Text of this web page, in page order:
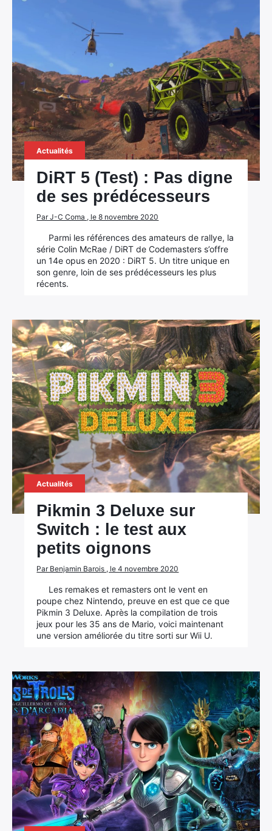
Actualités
DiRT 5 (Test) : Pas digne
de ses prédécesseurs
Par J-C Coma , le 8 novembre 2020
Parmi les références des amateurs de rallye, la
série Colin McRae / DiRT de Codemasters s’offre
un 14e opus en 2020 : DiRT 5. Un titre unique en
son genre, loin de ses prédécesseurs les plus
récents.
Actualités
Pikmin 3 Deluxe sur
Switch : le test aux
petits oignons
Par Benjamin Barois , le 4 novembre 2020
Les remakes et remasters ont le vent en
poupe chez Nintendo, preuve en est que ce que
Pikmin 3 Deluxe. Après la compilation de trois
jeux pour les 35 ans de Mario, voici maintenant
une version améliorée du titre sorti sur Wii U.